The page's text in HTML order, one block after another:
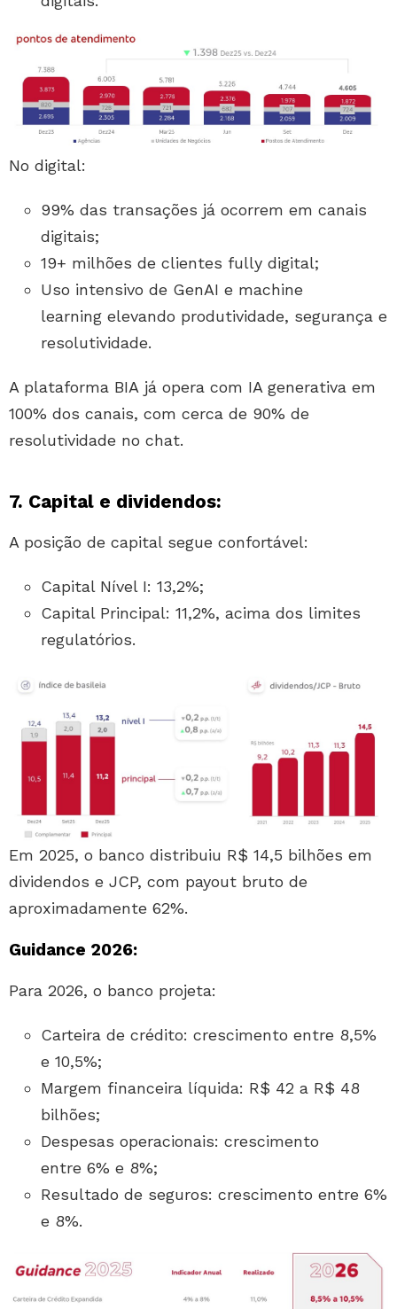
No digital:
99% das transações já ocorrem em canais
digitais;
19+ milhões de clientes fully digital;
Uso intensivo de GenAI e machine
learning elevando produtividade, segurança e
resolutividade.
A plataforma BIA já opera com IA generativa em
100% dos canais, com cerca de 90% de
resolutividade no chat.
7. Capital e dividendos:
A posição de capital segue confortável:
Capital Nível I: 13,2%;
Capital Principal: 11,2%, acima dos limites
regulatórios.
Em 2025, o banco distribuiu R$ 14,5 bilhões em
dividendos e JCP, com payout bruto de
aproximadamente 62%.
Guidance 2026:
Para 2026, o banco projeta:
Carteira de crédito: crescimento entre 8,5%
e 10,5%;
Margem financeira líquida: R$ 42 a R$ 48
bilhões;
Despesas operacionais: crescimento
entre 6% e 8%;
Resultado de seguros: crescimento entre 6%
e 8%.